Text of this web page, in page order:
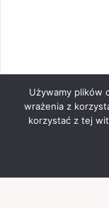
Używamy plików
wrażenia z
korzystać z tej